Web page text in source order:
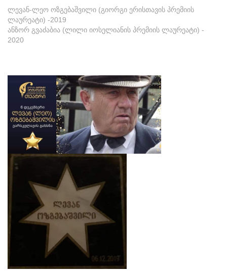
ლევან-ლეო ოზგებაშვილი (გიორგი ერისთავის პრემიის
ლაურეატი) -2019
ანზორ გვაძაბია (ლილი იოსელიანის პრემიის ლაურეატი) -
2020